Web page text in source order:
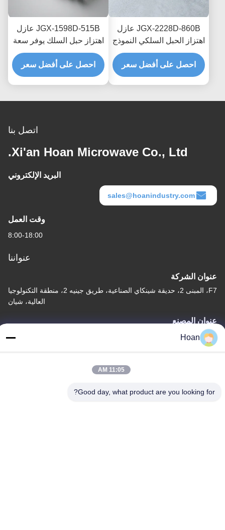
JGX-2228D-860B عازل
اهتزاز الحبل السلكي النموذج
السريع التجميع السريع
صمام الصدمة القابل
للتخصيص
احصل على أفضل سعر
JGX-1598D-515B عازل
اهتزاز حبل السلك يوفر سعة
تحميل قابلة للتطوير وعزل
الضوضاء المنقولة بالهيكل
احصل على أفضل سعر
اتصل بنا
Xi'an Hoan Microwave Co., Ltd.
البريد الإلكتروني
sales@hoanindustry.com
وقت العمل
8:00-18:00
عنواننا
عنوان الشركة
F7، المبنى 2، حديقة شينكاي الصناعية، طريق جينيه 2، منطقة التكنولوجيا
العالية، شيان
عنوان المصنع
Hoan
11:05 AM
Good day, what product are you looking for?